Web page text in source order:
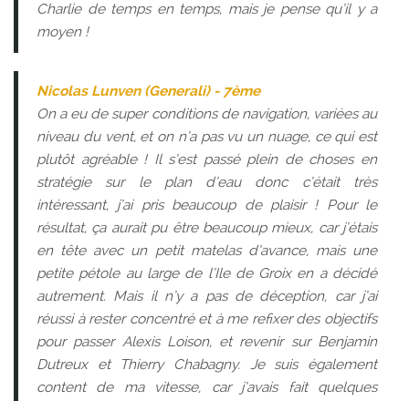
Charlie de temps en temps, mais je pense qu’il y a
moyen !
Nicolas Lunven (Generali) - 7ème
On a eu de super conditions de navigation, variées au
niveau du vent, et on n’a pas vu un nuage, ce qui est
plutôt agréable ! Il s’est passé plein de choses en
stratégie sur le plan d’eau donc c’était très
intéressant, j’ai pris beaucoup de plaisir ! Pour le
résultat, ça aurait pu être beaucoup mieux, car j’étais
en tête avec un petit matelas d’avance, mais une
petite pétole au large de l’Ile de Groix en a décidé
autrement. Mais il n’y a pas de déception, car j’ai
réussi à rester concentré et à me refixer des objectifs
pour passer Alexis Loison, et revenir sur Benjamin
Dutreux et Thierry Chabagny. Je suis également
content de ma vitesse, car j’avais fait quelques